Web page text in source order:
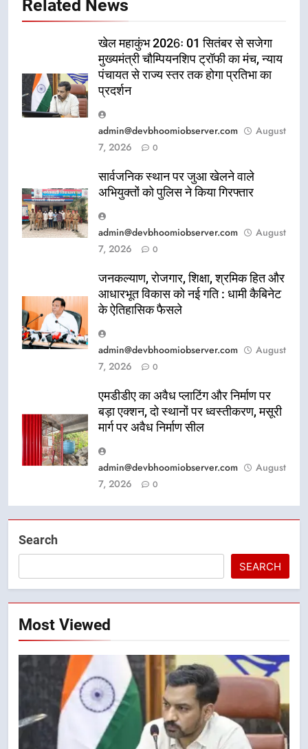
Related News
खेल महाकुंभ 2026ः 01 सितंबर से सजेगा
मुख्यमंत्री चौम्पियनशिप ट्रॉफी का मंच, न्याय
पंचायत से राज्य स्तर तक होगा प्रतिभा का
प्रदर्शन
admin@devbhoomiobserver.com
August
7, 2026
0
सार्वजनिक स्थान पर जुआ खेलने वाले
अभियुक्तों को पुलिस ने किया गिरफ्तार
admin@devbhoomiobserver.com
August
7, 2026
0
जनकल्याण, रोजगार, शिक्षा, श्रमिक हित और
आधारभूत विकास को नई गति : धामी कैबिनेट
के ऐतिहासिक फैसले
admin@devbhoomiobserver.com
August
7, 2026
0
एमडीडीए का अवैध प्लाटिंग और निर्माण पर
बड़ा एक्शन, दो स्थानों पर ध्वस्तीकरण, मसूरी
मार्ग पर अवैध निर्माण सील
admin@devbhoomiobserver.com
August
7, 2026
0
Search
SEARCH
Most Viewed